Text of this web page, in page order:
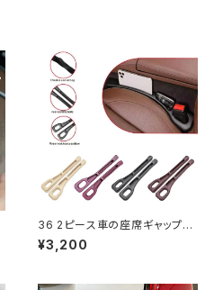
36 2ピース車の座席ギャップフ
ィラーオーガナイザー防水車の
座席ギャッププラグストリップ2
¥3,200